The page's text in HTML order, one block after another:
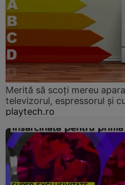
Merită să scoți mereu
televizorul, espressorul și
playtech.ro